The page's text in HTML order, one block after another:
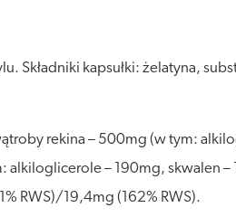
Składniki kapsułki: żelatyna,
rekina – 500mg (w tym:
alkiloglicerole – 190mg, skwalen
RWS)/19,4mg (162% RWS).